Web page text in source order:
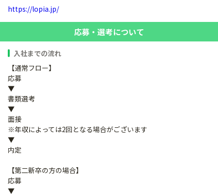
https://lopia.jp/
応募・選考について
入社までの流れ
【通常フロー】
応募
▼
書類選考
▼
面接
※年収によっては2回となる場合がございます
▼
内定
【第二新卒の方の場合】
応募
▼